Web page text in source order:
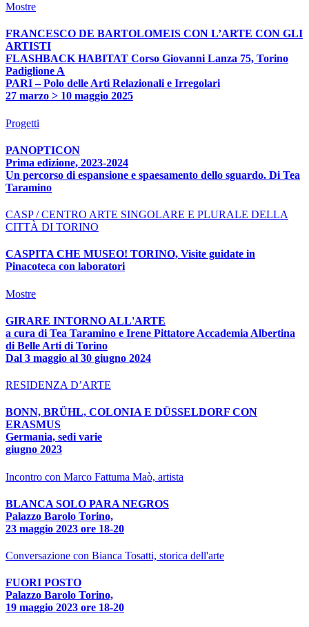
Mostre
FRANCESCO DE BARTOLOMEIS CON L’ARTE CON GLI
ARTISTI
FLASHBACK HABITAT Corso Giovanni Lanza 75, Torino
Padiglione A
PARI – Polo delle Arti Relazionali e Irregolari
27 marzo > 10 maggio 2025
Progetti
PANOPTICON
Prima edizione, 2023-2024
Un percorso di espansione e spaesamento dello sguardo. Di Tea
Taramino
CASP / CENTRO ARTE SINGOLARE E PLURALE DELLA
CITTÀ DI TORINO
CASPITA CHE MUSEO! TORINO, Visite guidate in
Pinacoteca con laboratori
Mostre
GIRARE INTORNO ALL'ARTE
a cura di Tea Taramino e Irene Pittatore Accademia Albertina
di Belle Arti di Torino
Dal 3 maggio al 30 giugno 2024
RESIDENZA D’ARTE
BONN, BRÜHL, COLONIA E DÜSSELDORF CON
ERASMUS
Germania, sedi varie
giugno 2023
Incontro con Marco Fattuma Maò, artista
BLANCA SOLO PARA NEGROS
Palazzo Barolo Torino,
23 maggio 2023 ore 18-20
Conversazione con Bianca Tosatti, storica dell'arte
FUORI POSTO
Palazzo Barolo Torino,
19 maggio 2023 ore 18-20